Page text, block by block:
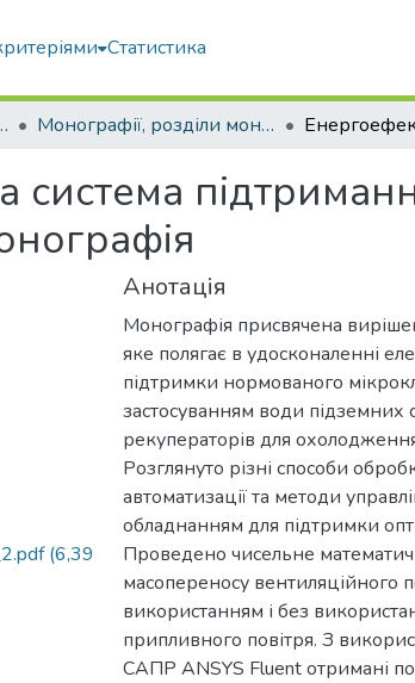
Статистика
видання Монографії, розділи монографій, доповіді
(6,39
Анотація
Монографія присвячена
яке полягає в удосконаленні
підтримки нормованого
застосуванням води підземних
рекуператорів для
Розглянуто різні способи
автоматизації та методи
обладнанням для підтримки
Проведено чисельне
масопереносу вентиляційного
використанням і без
припливного повітря. З
САПР ANSYS Fluent отримані